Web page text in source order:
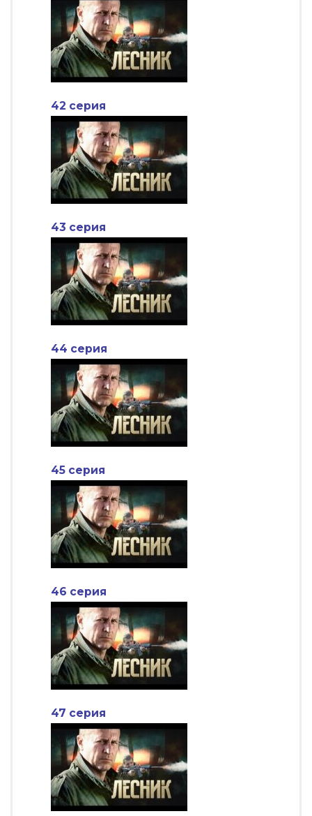
42 серия
43 серия
44 серия
45 серия
46 серия
47 серия